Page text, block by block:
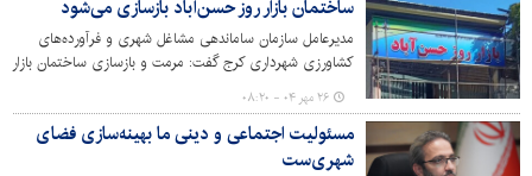
ساختمان بازار روز حسن‌آباد بازسازی می‌شود
مدیرعامل سازمان ساماندهی مشاغل شهری و فرآورده‌های
کشاورزی شهرداری کرج گفت: مرمت و بازسازی ساختمان بازار
روز حسن‌آباد در دست اجراست.
۲۶ مهر ۰۴ - ۰۸:۲۰
مسئولیت اجتماعی و دینی ما بهینه‌سازی فضای
شهری‌ست